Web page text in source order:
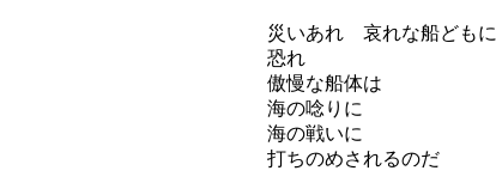
災いあれ 哀れな船どもに
恐れ
傲慢な船体は
海の唸りに
海の戦いに
打ちのめされるのだ